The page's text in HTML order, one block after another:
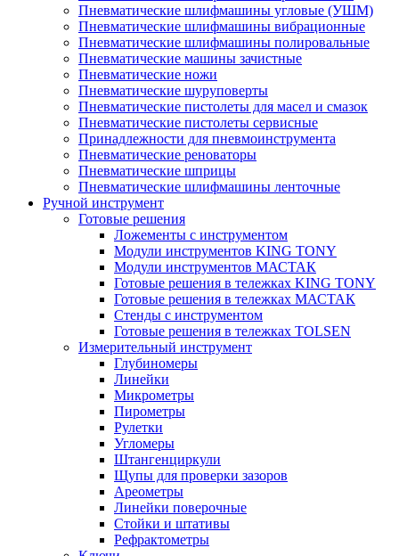
Пневматические шлифмашины угловые (УШМ)
Пневматические шлифмашины вибрационные
Пневматические шлифмашины полировальные
Пневматические машины зачистные
Пневматические ножи
Пневматические шуруповерты
Пневматические пистолеты для масел и смазок
Пневматические пистолеты сервисные
Принадлежности для пневмоинструмента
Пневматические реноваторы
Пневматические шприцы
Пневматические шлифмашины ленточные
Ручной инструмент
Готовые решения
Ложементы с инструментом
Модули инструментов KING TONY
Модули инструментов МАСТАК
Готовые решения в тележках KING TONY
Готовые решения в тележках МАСТАК
Стенды с инструментом
Готовые решения в тележках TOLSEN
Измерительный инструмент
Глубиномеры
Линейки
Микрометры
Пирометры
Рулетки
Угломеры
Штангенциркули
Щупы для проверки зазоров
Ареометры
Линейки поверочные
Стойки и штативы
Рефрактометры